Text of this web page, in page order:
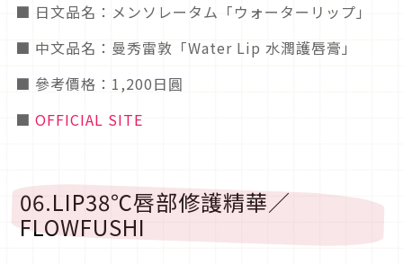
■ 日文品名：メンソレータム「ウォーターリップ」
■ 中文品名：曼秀雷敦「Water Lip 水潤護唇膏」
■ 參考價格：1,200日圓
■ OFFICIAL SITE
06.LIP38℃唇部修護精華／
FLOWFUSHI